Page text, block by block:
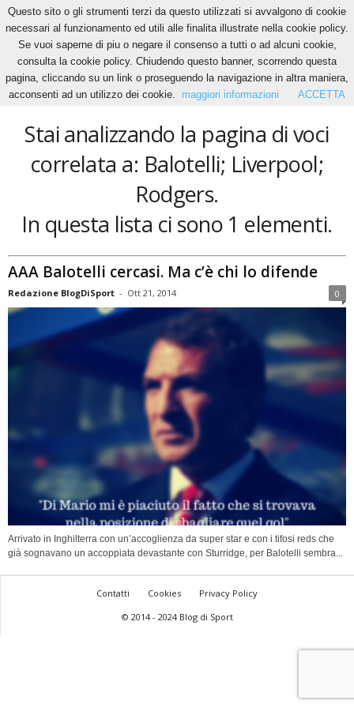
Home Tags Balotelli; Liverpool; Rodgers
Balotelli; Liverpool; Rodgers
Stai analizzando la pagina di voci
correlata a: Balotelli; Liverpool;
Rodgers.
In questa lista ci sono 1 elementi.
AAA Balotelli cercasi. Ma c’è chi lo difende
Redazione BlogDiSport - Ott 21, 2014 0
Arrivato in Inghilterra con un’accoglienza da super star e con i tifosi reds che
già sognavano un accoppiata devastante con Sturridge, per Balotelli sembra...
Contatti Cookies
Privacy Policy
© 2014 - 2024 Blog di Sport
Questo sito o gli strumenti terzi da questo utilizzati si avvalgono di cookie
necessari al funzionamento ed utili alle finalita illustrate nella cookie policy.
Se vuoi saperne di piu o negare il consenso a tutti o ad alcuni cookie,
consulta la cookie policy. Chiudendo questo banner, scorrendo questa
pagina, cliccando su un link o proseguendo la navigazione in altra maniera,
acconsenti ad un utilizzo dei cookie.
maggiori informazioni ACCETTA